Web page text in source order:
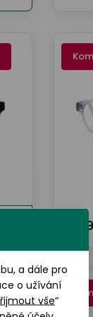
a dále pro
o užívání
vše“